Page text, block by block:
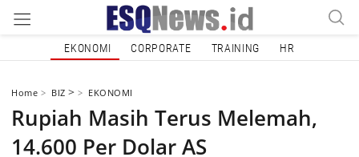
EKONOMI CORPORATE TRAINING HR
Home BIZ> EKONOMI
Rupiah Masih Terus Melemah,
14.600 Per Dolar AS